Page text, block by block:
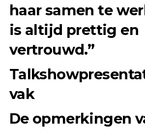
haar samen te
is altijd prettig en
vertrouwd.”
vak
De opmerkingen